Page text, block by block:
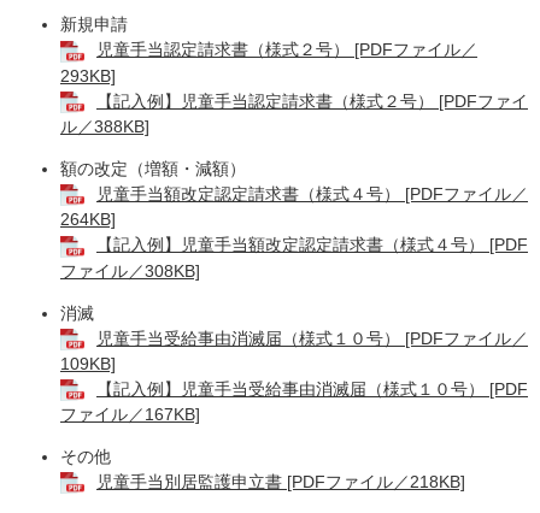
新規申請
児童手当認定請求書（様式２号） [PDFファイル／
293KB]
【記入例】児童手当認定請求書（様式２号） [PDFファイ
ル／388KB]
額の改定（増額・減額）
児童手当額改定認定請求書（様式４号） [PDFファイル／
264KB]
【記入例】児童手当額改定認定請求書（様式４号） [PDF
ファイル／308KB]
消滅
児童手当受給事由消滅届（様式１０号） [PDFファイル／
109KB]
【記入例】児童手当受給事由消滅届（様式１０号） [PDF
ファイル／167KB]
その他
児童手当別居監護申立書 [PDFファイル／218KB]